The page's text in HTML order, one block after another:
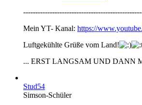
Mein YT- Kanal: https://
Luftgekühlte Grüße vom Land!
... ERST LANGSAM UND DANN
Stud54
Simson-Schüler